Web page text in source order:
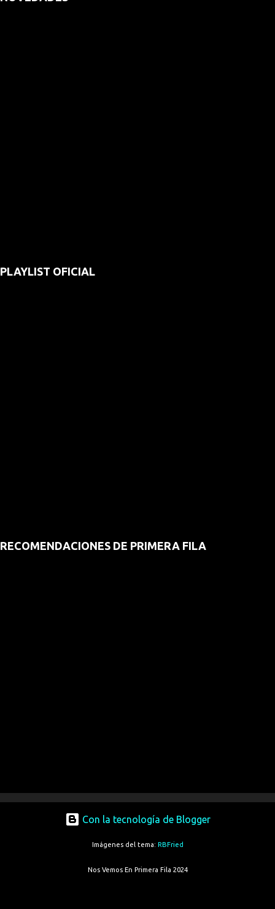
PLAYLIST OFICIAL
RECOMENDACIONES DE PRIMERA FILA
Con la tecnología de Blogger
Imágenes del tema: RBFried
Nos Vemos En Primera Fila 2024